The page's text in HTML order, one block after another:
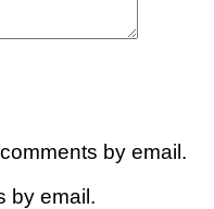
by email.
by email.